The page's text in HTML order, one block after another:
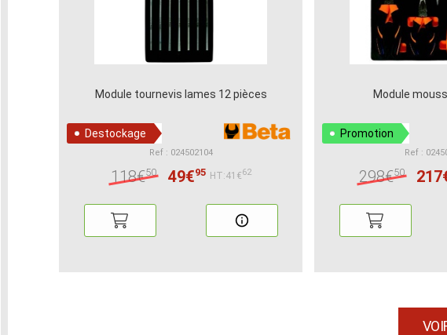
Module tournevis lames 12 pièces
Destockage
Ref : 024502104
118€50 49€95 HT:41€62
Module
Promotion
Ref :
298€50